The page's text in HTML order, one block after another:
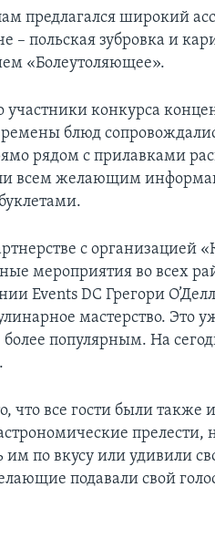
предлагался широкий
– польская зубровка и
«Болеутоляющее».
участники конкурса
блюд
рядом с прилавками
всем желающим
с организацией
мероприятия во всех
Events DC Грегори
мастерство. Это
более популярным. На
что все гости были также
по вкусу или удивили
подавали свой